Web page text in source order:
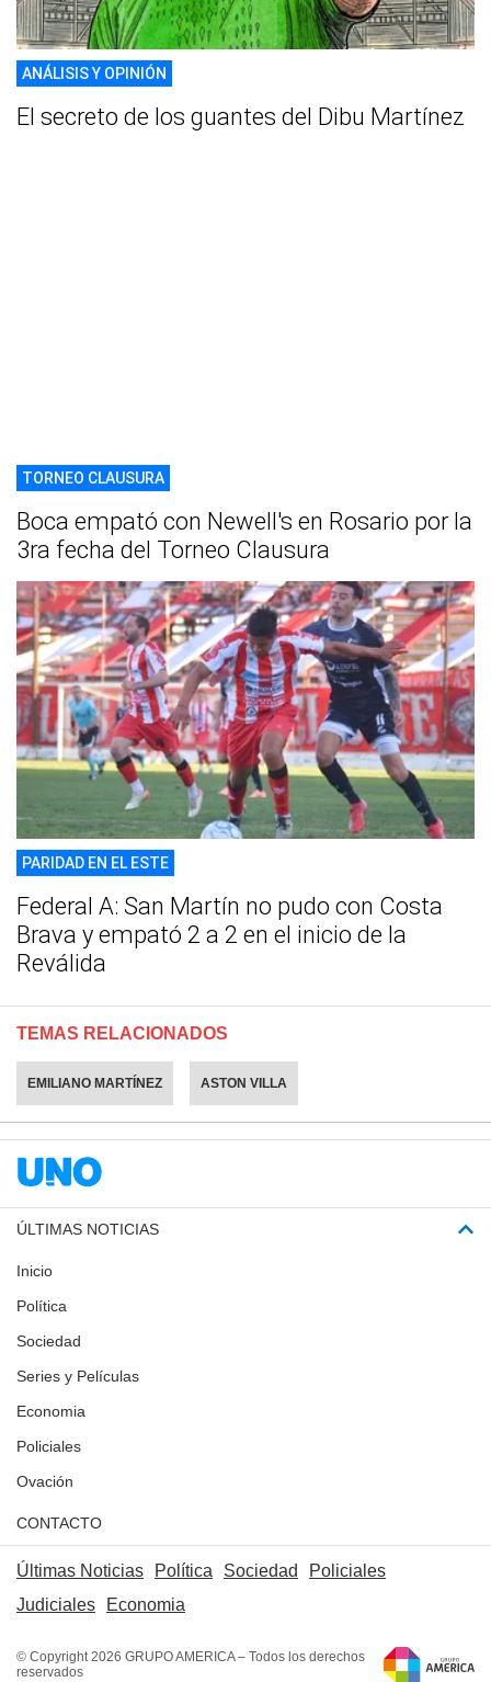
ANÁLISIS Y OPINIÓN
El secreto de los guantes del Dibu Martínez
TORNEO CLAUSURA
Boca empató con Newell's en Rosario por la
3ra fecha del Torneo Clausura
PARIDAD EN EL ESTE
Federal A: San Martín no pudo con Costa
Brava y empató 2 a 2 en el inicio de la
Reválida
TEMAS RELACIONADOS
EMILIANO MARTÍNEZ ASTON VILLA
ÚLTIMAS NOTICIAS
Inicio
Política
Sociedad
Series y Películas
Economia
Policiales
Ovación
CONTACTO
Últimas Noticias Política Sociedad
Policiales
Judiciales
Economia
© Copyright 2026 GRUPO AMERICA – Todos los derechos
reservados